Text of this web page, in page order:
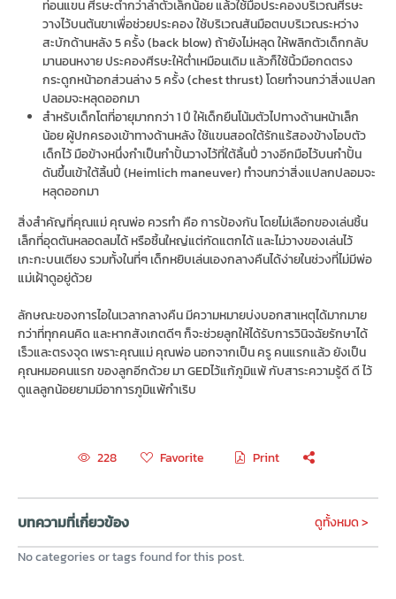
ท่อนแขน ศีรษะต่ำกว่าลำตัวเล็กน้อย แล้วใช้มือประคองบริเวณศีรษะ
วางไว้บนต้นขาเพื่อช่วยประคอง ใช้บริเวณสันมือตบบริเวณระหว่าง
สะบักด้านหลัง 5 ครั้ง (back blow) ถ้ายังไม่หลุด ให้พลิกตัวเด็กกลับ
มานอนหงาย ประคองศีรษะให้ต่ำเหมือนเดิม แล้วก็ใช้นิ้วมือกดตรง
กระดูกหน้าอกส่วนล่าง 5 ครั้ง (chest thrust) โดยทำจนกว่าสิ่งแปลก
ปลอมจะหลุดออกมา
สำหรับเด็กโตที่อายุมากกว่า 1 ปี ให้เด็กยืนโน้มตัวไปทางด้านหน้าเล็ก
น้อย ผู้ปกครองเข้าทางด้านหลัง ใช้แขนสอดใต้รักแร้สองข้างโอบตัว
เด็กไว้ มือข้างหนึ่งกำเป็นกำปั้นวางไว้ที่ใต้ลิ้นปี่ วางอีกมือไว้บนกำปั้น
ดันขึ้นเข้าใต้ลิ้นปี่ (Heimlich maneuver) ทำจนกว่าสิ่งแปลกปลอมจะ
หลุดออกมา
สิ่งสำคัญที่คุณแม่ คุณพ่อ ควรทำ คือ การป้องกัน โดยไม่เลือกของเล่นชิ้น
เล็กที่อุดตันหลอดลมได้ หรือชิ้นใหญ่แต่กัดแตกได้ และไม่วางของเล่นไว้
เกะกะบนเตียง รวมทั้งในที่ๆ เด็กหยิบเล่นเองกลางคืนได้ง่ายในช่วงที่ไม่มีพ่อ
แม่เฝ้าดูอยู่ด้วย
ลักษณะของการไอในเวลากลางคืน มีความหมายบ่งบอกสาเหตุได้มากมาย
กว่าที่ทุกคนคิด และหากสังเกตดีๆ ก็จะช่วยลูกให้ได้รับการวินิจฉัยรักษาได้
เร็วและตรงจุด เพราะคุณแม่ คุณพ่อ นอกจากเป็น ครู คนแรกแล้ว ยังเป็น
คุณหมอคนแรก ของลูกอีกด้วย มา GEDไว้แก้ภูมิแพ้ กับสาระความรู้ดี ดี ไว้
ดูแลลูกน้อยยามมีอาการภูมิแพ้กำเริบ
228 Favorite Print
บทความที่เกี่ยวข้อง
ดูทั้งหมด >
No categories or tags found for this post.